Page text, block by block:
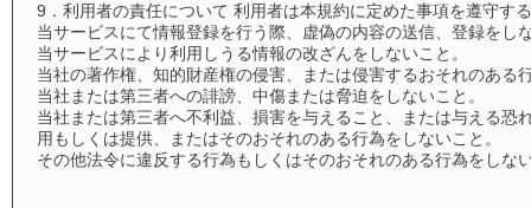
9．利用者の責任について 利用者は本規約に定めた事項を遵守す
当サービスにて情報登録を行う際、虚偽の内容の送信、登録をし
当サービスにより利用しうる情報の改ざんをしないこと。
当社の著作権、知的財産権の侵害、または侵害するおそれのある
当社または第三者への誹謗、中傷または脅迫をしないこと。
当社または第三者へ不利益、損害を与えること、または与える
用もしくは提供、またはそのおそれのある行為をしないこと。
その他法令に違反する行為もしくはそのおそれのある行為をし